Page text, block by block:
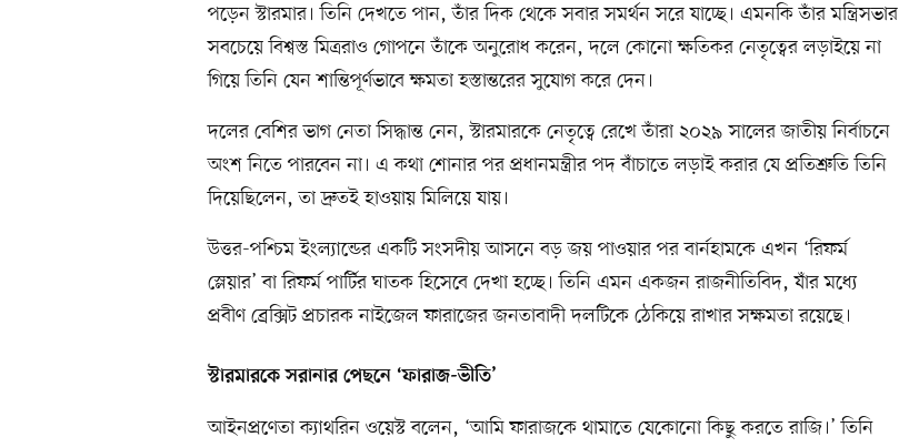
পড়েন স্টারমার। তিনি দেখতে পান, তাঁর দিক থেকে সবার সমর্থন সরে যাচ্ছে। এমনকি তাঁর মন্ত্রিসভার
সবচেয়ে বিশ্বস্ত মিত্ররাও গোপনে তাঁকে অনুরোধ করেন, দলে কোনো ক্ষতিকর নেতৃত্বের লড়াইয়ে না
গিয়ে তিনি যেন শান্তিপূর্ণভাবে ক্ষমতা হস্তান্তরের সুযোগ করে দেন।
দলের বেশির ভাগ নেতা সিদ্ধান্ত নেন, স্টারমারকে নেতৃত্বে রেখে তাঁরা ২০২৯ সালের জাতীয় নির্বাচনে
অংশ নিতে পারবেন না। এ কথা শোনার পর প্রধানমন্ত্রীর পদ বাঁচাতে লড়াই করার যে প্রতিশ্রুতি তিনি
দিয়েছিলেন, তা দ্রুতই হাওয়ায় মিলিয়ে যায়।
উত্তর-পশ্চিম ইংল্যান্ডের একটি সংসদীয় আসনে বড় জয় পাওয়ার পর বার্নহামকে এখন ‘রিফর্ম
স্লেয়ার’ বা রিফর্ম পার্টির ঘাতক হিসেবে দেখা হচ্ছে। তিনি এমন একজন রাজনীতিবিদ, যাঁর মধ্যে
প্রবীণ ব্রেক্সিট প্রচারক নাইজেল ফারাজের জনতাবাদী দলটিকে ঠেকিয়ে রাখার সক্ষমতা রয়েছে।
স্টারমারকে সরানার পেছনে ‘ফারাজ-ভীতি’
আইনপ্রণেতা ক্যাথরিন ওয়েস্ট বলেন, ‘আমি ফারাজকে থামাতে যেকোনো কিছু করতে রাজি।’ তিনি